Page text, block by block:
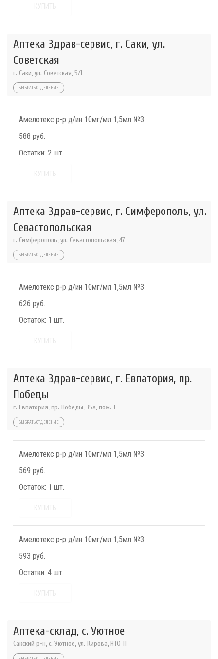
Аптека Здрав-сервис, г. Саки, ул.
Советская
г. Саки, ул. Советская, 5/1
ВЫБРАТЬ ОТДЕЛЕНИЕ
Амелотекс р-р д/ин 10мг/мл 1,5мл №3
588 руб.
Остатки: 2 шт.
Аптека Здрав-сервис, г. Симферополь, ул.
Севастопольская
г. Симферополь, ул. Севастопольская, 47
ВЫБРАТЬ ОТДЕЛЕНИЕ
Амелотекс р-р д/ин 10мг/мл 1,5мл №3
626 руб.
Остаток: 1 шт.
Аптека Здрав-сервис, г. Евпатория, пр.
Победы
г. Евпатория, пр. Победы, 35а, пом. 1
ВЫБРАТЬ ОТДЕЛЕНИЕ
Амелотекс р-р д/ин 10мг/мл 1,5мл №3
569 руб.
Остаток: 1 шт.
Амелотекс р-р д/ин 10мг/мл 1,5мл №3
593 руб.
Остатки: 4 шт.
Аптека-склад, с. Уютное
Сакский р-н, с. Уютное, ул. Кирова, НТО 11